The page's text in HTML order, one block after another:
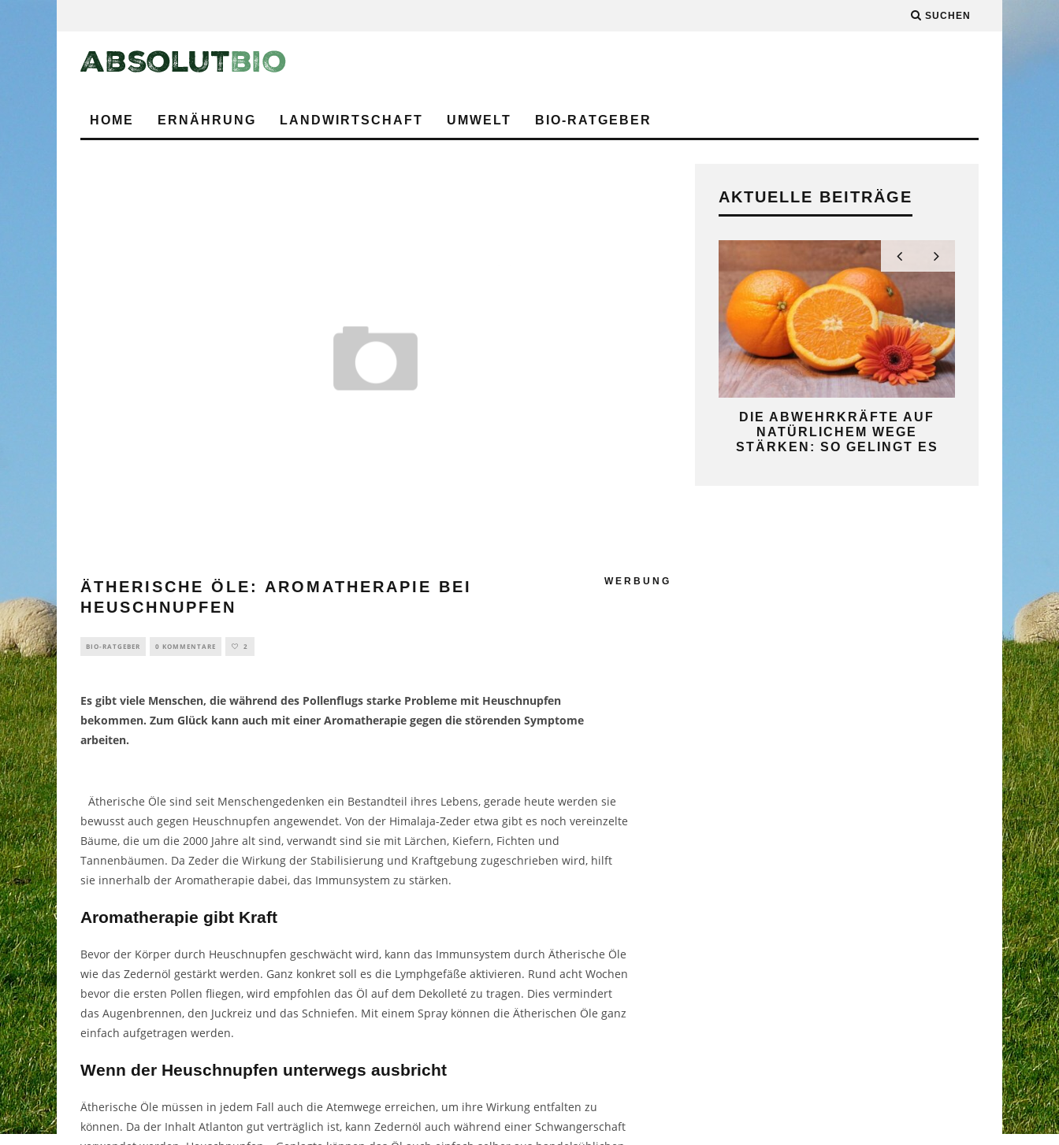
SUCHEN
HOME ERNÄHRUNG LANDWIRTSCHAFT UMWELT BIO-RATGEBER
ÄTHERISCHE ÖLE: AROMATHERAPIE BEI
HEUSCHNUPFEN
WERBUNG
BIO-RATGEBER 0 KOMMENTARE 2
Es gibt viele Menschen, die während des Pollenflugs starke Probleme mit Heuschnupfen
bekommen. Zum Glück kann auch mit einer Aromatherapie gegen die störenden Symptome
arbeiten.
Ätherische Öle sind seit Menschengedenken ein Bestandteil ihres Lebens, gerade heute werden sie
bewusst auch gegen Heuschnupfen angewendet. Von der Himalaja-Zeder etwa gibt es noch vereinzelte
Bäume, die um die 2000 Jahre alt sind, verwandt sind sie mit Lärchen, Kiefern, Fichten und
Tannenbäumen. Da Zeder die Wirkung der Stabilisierung und Kraftgebung zugeschrieben wird, hilft
sie innerhalb der Aromatherapie dabei, das Immunsystem zu stärken.
Aromatherapie gibt Kraft
Bevor der Körper durch Heuschnupfen geschwächt wird, kann das Immunsystem durch Ätherische Öle
wie das Zedernöl gestärkt werden. Ganz konkret soll es die Lymphgefäße aktivieren. Rund acht Wochen
bevor die ersten Pollen fliegen, wird empfohlen das Öl auf dem Dekolleté zu tragen. Dies vermindert
das Augenbrennen, den Juckreiz und das Schniefen. Mit einem Spray können die Ätherischen Öle ganz
einfach aufgetragen werden.
Wenn der Heuschnupfen unterwegs ausbricht
Ätherische Öle müssen in jedem Fall auch die Atemwege erreichen, um ihre Wirkung entfalten zu
können. Da der Inhalt Atlanton gut verträglich ist, kann Zedernöl auch während einer Schwangerschaft
AKTUELLE BEITRÄGE
DIE ABWEHRKRÄFTE AUF
NATÜRLICHEM WEGE
STÄRKEN: SO GELINGT ES